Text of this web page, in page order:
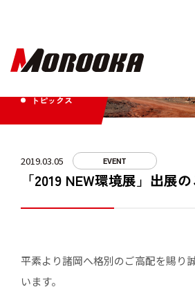
トピックス
2019.03.05 EVENT
「2019 NEW環境展」出展
平素より諸岡へ格別のご高配を賜り
います。